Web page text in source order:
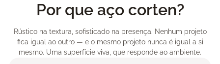
Por que aço corten?
Rústico na textura, sofisticado na presença. Nenhum projeto
fica igual ao outro — e o mesmo projeto nunca é igual a si
mesmo. Uma superfície viva, que responde ao ambiente.